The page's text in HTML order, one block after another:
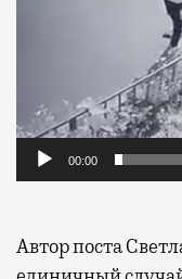
00:00
Автор поста